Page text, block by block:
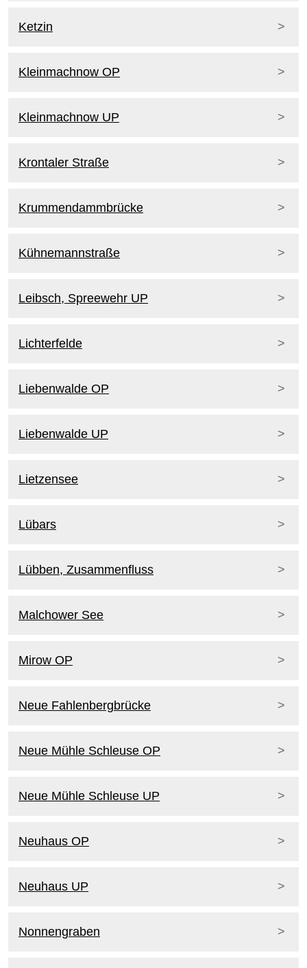
Ketzin
Kleinmachnow OP
Kleinmachnow UP
Krontaler Straße
Krummendammbrücke
Kühnemannstraße
Leibsch, Spreewehr UP
Lichterfelde
Liebenwalde OP
Liebenwalde UP
Lietzensee
Lübars
Lübben, Zusammenfluss
Malchower See
Mirow OP
Neue Fahlenbergbrücke
Neue Mühle Schleuse OP
Neue Mühle Schleuse UP
Neuhaus OP
Neuhaus UP
Nonnengraben